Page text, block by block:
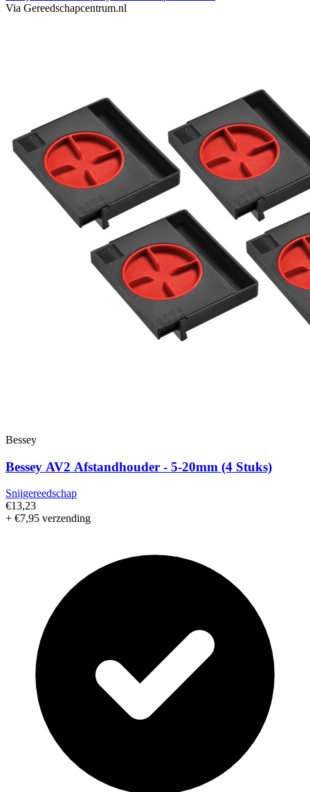
Via Gereedschapcentrum.nl
Bessey
Bessey AV2 Afstandhouder - 5-20mm (4 Stuks)
Snijgereedschap
€13,23
+ €7,95 verzending